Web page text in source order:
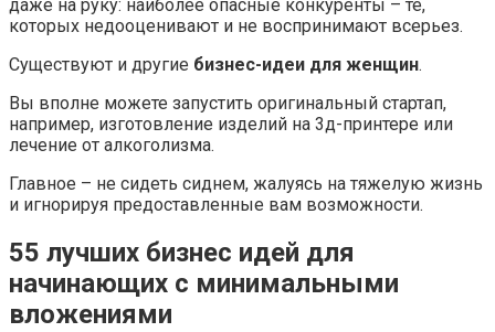
даже на руку: наиболее опасные конкуренты – те,
которых недооценивают и не воспринимают всерьез.
Существуют и другие бизнес-идеи для женщин.
Вы вполне можете запустить оригинальный стартап,
например, изготовление изделий на 3д-принтере или
лечение от алкоголизма.
Главное – не сидеть сиднем, жалуясь на тяжелую жизнь
и игнорируя предоставленные вам возможности.
55 лучших бизнес идей для
начинающих с минимальными
вложениями